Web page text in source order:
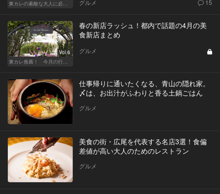
東カレの素敵な大人に必要なこと グルメ 15
Vol.6
東カレ推薦！ 今月の行くべき店
春の新店ラッシュ！都内で話題の4月の美
食新店まとめ
グルメ
仕事帰りに通いたくなる、青山の隠れ家。
〆は、お出汁がふわりと香る土鍋ごはん
グルメ
美食の街・広尾を代表する名店3選！食偏
差値が高い大人のためのレストラン
グルメ